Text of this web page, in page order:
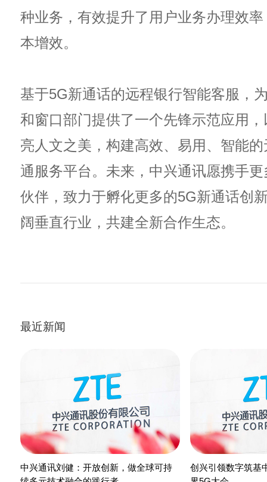
种业务，有效提升了用户业务办理效
本增效。
基于5G新通话的远程银行智能客服，
和窗口部门提供了一个先锋示范应用
亮人文之美，构建高效、易用、智能
通服务平台。未来，中兴通讯愿携手
伙伴，致力于孵化更多的5G新通话创
阔垂直行业，共建全新合作生态。
最近新闻
中兴通讯刘健：开放创新，做全球可持
创兴引领数字筑基